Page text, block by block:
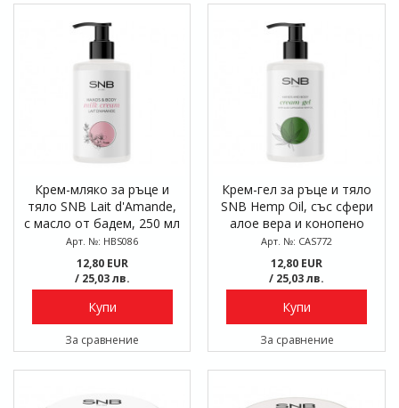
Крем-мляко за ръце и
тяло SNB Lait d'Amande,
с масло от бадем, 250 мл
Арт. №: HBS086
12,80 EUR
/ 25,03 лв.
Купи
За сравнение
Крем-гел за ръце и тяло
SNB Hemp Oil, със сфери
алое вера и конопено
масло, 250 мл
Арт. №: CAS772
12,80 EUR
/ 25,03 лв.
Купи
За сравнение